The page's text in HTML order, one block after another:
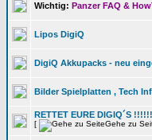
Wichtig: Panzer FAQ &
Lipos DigiQ
DigiQ Akkupacks - neu
Bilder Spielplatten , Tech
RETTET EURE DIGIQ´S
[ Gehe zu